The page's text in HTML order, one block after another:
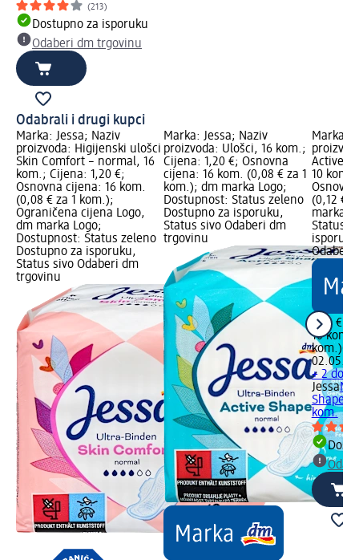
(213)
Dostupno za isporuku
Odaberi dm trgovinu
Odabrali i drugi kupci
Marka: Jessa; Naziv
proizvoda: Higijenski ulošci
Skin Comfort – normal, 16
kom.; Cijena: 1,20 €;
Osnovna cijena: 16 kom.
(0,08 € za 1 kom.);
Ograničena cijena Logo,
dm marka Logo;
Dostupnost: Status zeleno
Dostupno za isporuku,
Status sivo Odaberi dm
trgovinu
Marka: Jessa; Naziv
proizvoda: Ulošci, 16 kom.;
Cijena: 1,20 €; Osnovna
cijena: 16 kom. (0,08 € za 1
kom.); dm marka Logo;
Dostupnost: Status zeleno
Dostupno za isporuku,
Status sivo Odaberi dm
trgovinu
Marka:
Active
10
(0,12 €
marka
Status
Odaberi
1,20 €
10 kom.
kom.)
+ 2
Jessa
Shape –
kom.